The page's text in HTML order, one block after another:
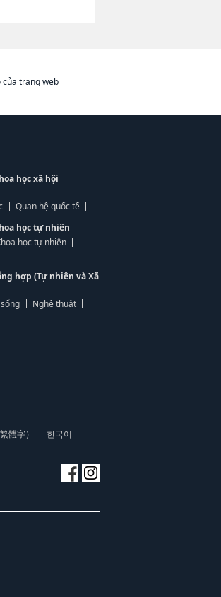
của trang web
học xã hội
Quan hệ quốc tế
học tự nhiên
học tự nhiên
hợp (Tự nhiên và Xã
Nghệ thuật
體字）
한국어